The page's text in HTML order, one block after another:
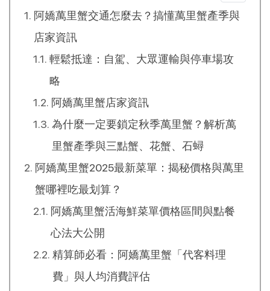
阿嬌萬里蟹交通怎麼去？搞懂萬里蟹產季與
店家資訊
輕鬆抵達：自駕、大眾運輸與停車場攻
略
阿嬌萬里蟹店家資訊
為什麼一定要鎖定秋季萬里蟹？解析萬
里蟹產季與三點蟹、花蟹、石蟳
阿嬌萬里蟹2025最新菜單：揭秘價格與萬里
蟹哪裡吃最划算？
阿嬌萬里蟹活海鮮菜單價格區間與點餐
心法大公開
精算師必看：阿嬌萬里蟹「代客料理
費」與人均消費評估